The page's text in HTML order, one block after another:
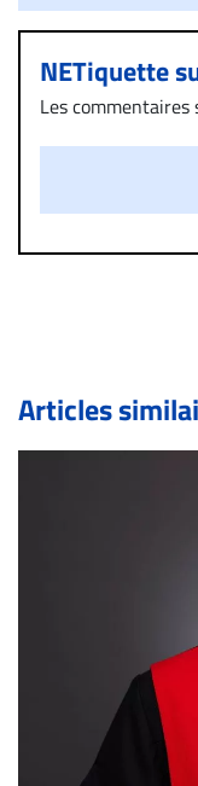
NETiquette
Les
diffamatoire. Si
un commentaire
immédiatement
de validation, un
Bien à vous,
La Rédaction de
Articles